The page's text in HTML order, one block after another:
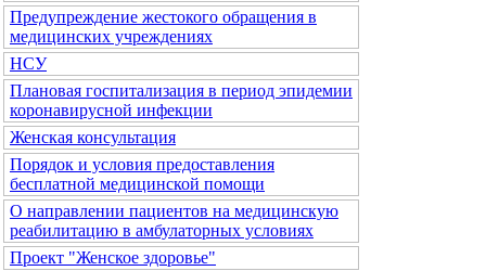
Предупреждение жестокого обращения в
медицинских учреждениях
НСУ
Плановая госпитализация в период эпидемии
коронавирусной инфекции
Женская консультация
Порядок и условия предоставления
бесплатной медицинской помощи
О направлении пациентов на медицинскую
реабилитацию в амбулаторных условиях
Проект "Женское здоровье"